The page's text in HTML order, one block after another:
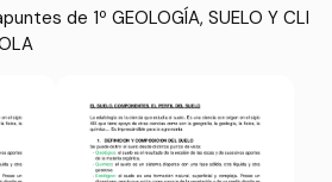
de 1º GEOLOGÍA, SUELO Y CLI